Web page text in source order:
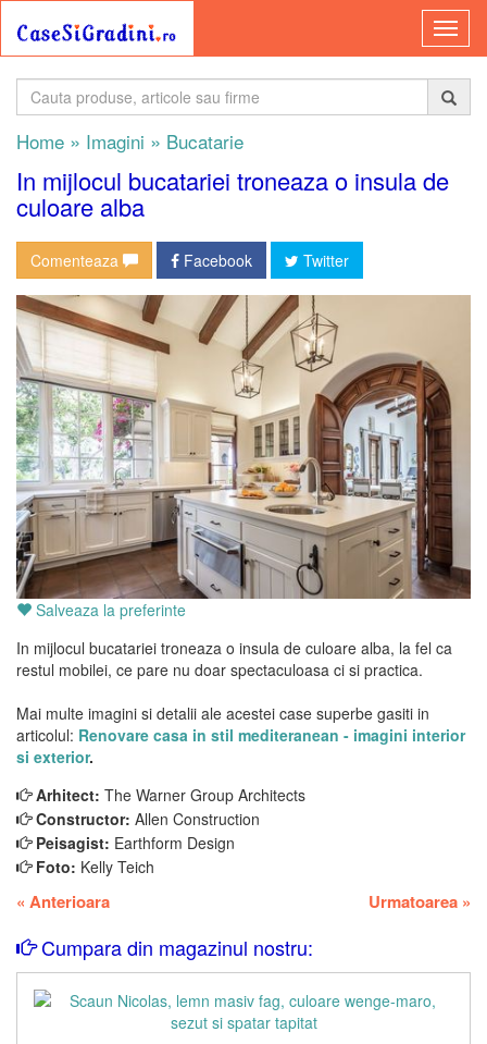
Home » Imagini » Bucatarie
In mijlocul bucatariei troneaza o insula de
culoare alba
Comenteaza Facebook Twitter
Salveaza la preferinte
In mijlocul bucatariei troneaza o insula de culoare alba, la fel ca
restul mobilei, ce pare nu doar spectaculoasa ci si practica.
Mai multe imagini si detalii ale acestei case superbe gasiti in
articolul: Renovare casa in stil mediteranean - imagini interior
si exterior.
Arhitect: The Warner Group Architects
Constructor: Allen Construction
Peisagist: Earthform Design
Foto: Kelly Teich
« Anterioara Urmatoarea »
Cumpara din magazinul nostru: